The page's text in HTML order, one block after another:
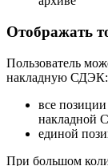
Отображать
Пользователь
накладную СДЭК:
все позиции
накладной
единой
При большом